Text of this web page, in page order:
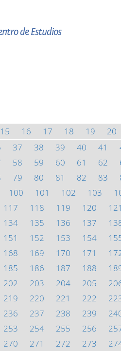
de Estudios
15 16 17 18 19 20
37 38 39 40 41
58 59 60 61 62
79 80 81 82 83
100 101 102 103
117 118 119 120 121
134 135 136 137
151 152 153 154
168 169 170 171
185 186 187 188
202 203 204 205
219 220 221 222
236 237 238 239
253 254 255 256
270 271 272 273